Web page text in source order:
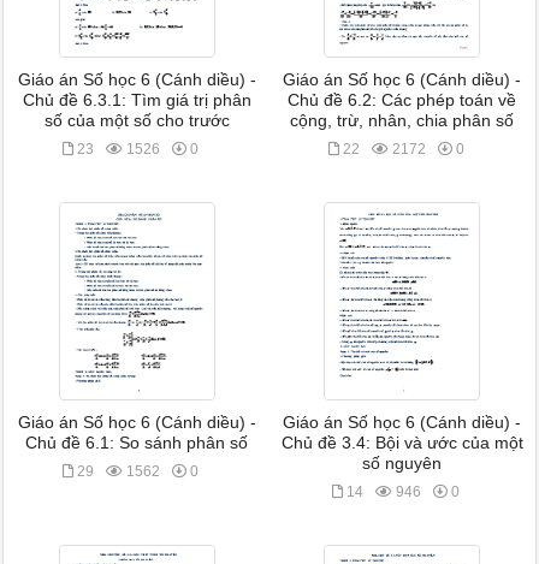
Giáo án Số học 6 (Cánh diều) -
Chủ đề 6.3.1: Tìm giá trị phân
số của một số cho trước
23 1526 0
Giáo án Số học 6 (Cánh diều) -
Chủ đề 6.2: Các phép toán về
cộng, trừ, nhân, chia phân số
22 2172 0
Giáo án Số học 6 (Cánh diều) -
Chủ đề 6.1: So sánh phân số
29 1562 0
Giáo án Số học 6 (Cánh diều) -
Chủ đề 3.4: Bội và ước của một
số nguyên
14 946 0